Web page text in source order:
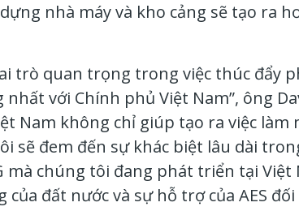
nhà máy và kho cảng sẽ tạo ra
trò quan trọng trong việc thúc đẩy
với Chính phủ Việt Nam”, ông
Nam không chỉ giúp tạo ra việc
sẽ đem đến sự khác biệt lâu dài
chúng tôi đang phát triển tại Việt
đất nước và sự hỗ trợ của AES